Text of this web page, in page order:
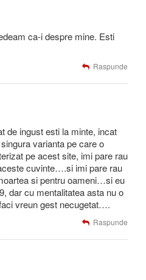
ca-i despre mine. Esti
Raspunde
de ingust esti la minte, incat
varianta pe care o
pe acest site, imi pare rau
cuvinte….si imi pare rau
si pentru oameni…si eu
dar cu mentalitatea asta nu o
vreun gest necugetat….
Raspunde